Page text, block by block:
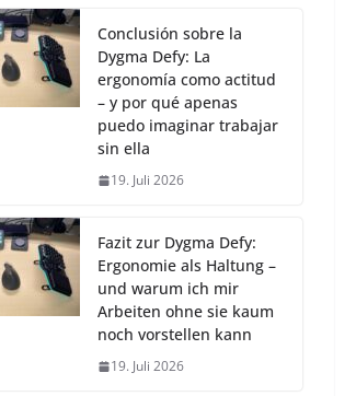
Conclusión sobre la
Dygma Defy: La
ergonomía como actitud
– y por qué apenas
puedo imaginar trabajar
sin ella
19. Juli 2026
Fazit zur Dygma Defy:
Ergonomie als Haltung –
und warum ich mir
Arbeiten ohne sie kaum
noch vorstellen kann
19. Juli 2026